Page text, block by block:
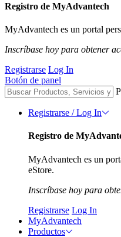
Registro de MyAdvantech
MyAdvantech es un portal
Inscríbase hoy para obtener
Registrarse Log In
Botón de panel
Registrarse / Log In
Registro de
MyAdvantech es un
eStore.
Inscríbase hoy para
Registrarse Log In
MyAdvantech
Productos